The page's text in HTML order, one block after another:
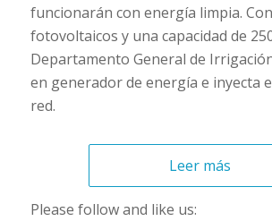
funcionarán con energía limpia.
fotovoltaicos y una capacidad de
Departamento General de
en generador de energía e inyecta
red.
Leer más
Please follow and like us: